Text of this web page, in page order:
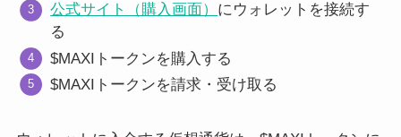
公式サイト（購入画面） にウォレットを接続す
る
$MAXIトークンを購入する
$MAXIトークンを請求・受け取る